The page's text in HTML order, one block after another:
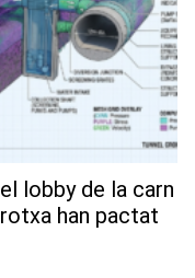
lobby de la carn
han pactat